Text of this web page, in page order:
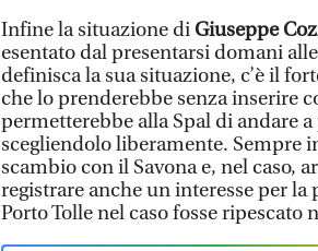
Infine la situazione diGiuseppe
esentato dal presentarsi domani
definisca la sua situazione, c’è il
che lo prenderebbe senza inserire
permetterebbe alla Spal di andare
scegliendolo liberamente. Sempre
scambio con il Savona e, nel caso,
registrare anche un interesse per
Porto Tolle nel caso fosse ripescato